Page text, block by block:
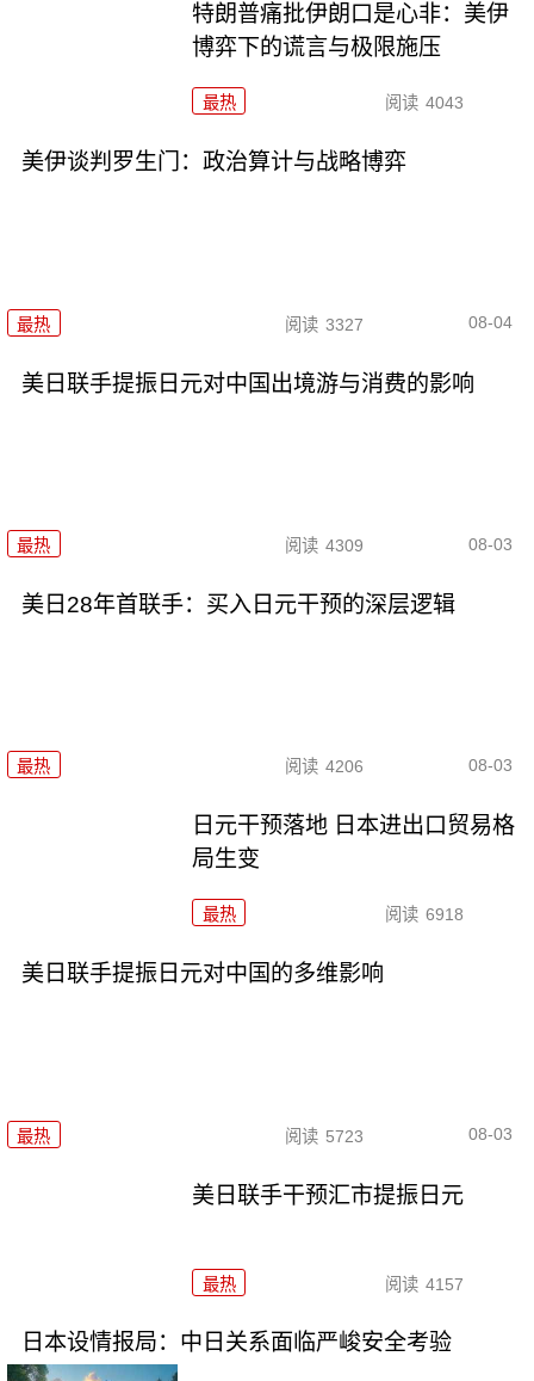
特朗普痛批伊朗口是心非：美伊
博弈下的谎言与极限施压
最热 阅读 4043
美伊谈判罗生门：政治算计与战略博弈
最热 阅读 3327 08-04
美日联手提振日元对中国出境游与消费的影响
最热 阅读 4309 08-03
美日28年首联手：买入日元干预的深层逻辑
最热 阅读 4206 08-03
日元干预落地 日本进出口贸易格
局生变
最热 阅读 6918
美日联手提振日元对中国的多维影响
最热 阅读 5723 08-03
美日联手干预汇市提振日元
最热 阅读 4157
日本设情报局：中日关系面临严峻安全考验